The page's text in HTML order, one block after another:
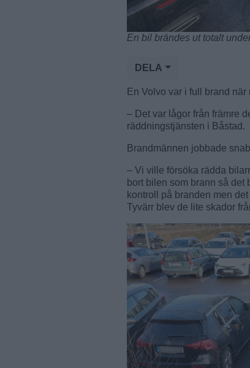
En bil brändes ut totalt
DELA
En Volvo var i full brand
– Det var lågor från främre
räddningstjänsten i Båstad.
Brandmännen jobbade
– Vi ville försöka rädda
bort bilen som brann så det
kontroll på branden men
Tyvärr blev de lite skador